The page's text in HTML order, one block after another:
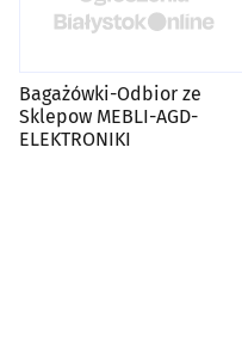
Bagażówki-Odbior ze
Sklepow MEBLI-AGD-
ELEKTRONIKI